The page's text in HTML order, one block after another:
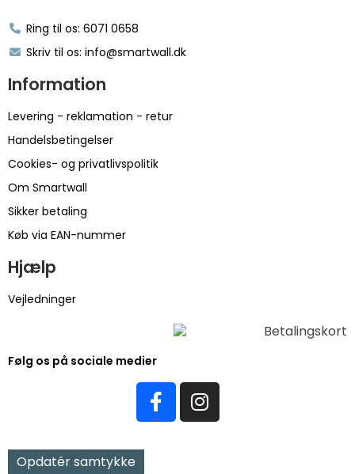
Ring til os: 6071 0658
Skriv til os: info@smartwall.dk
Information
Levering - reklamation - retur
Handelsbetingelser
Cookies- og privatlivspolitik
Om Smartwall
Sikker betaling
Køb via EAN-nummer
Hjælp
Vejledninger
Følg os på sociale medier
Opdatér samtykke